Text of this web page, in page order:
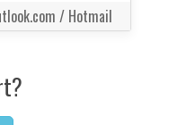
/ Hotmail